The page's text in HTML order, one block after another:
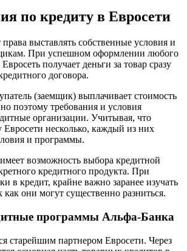
по кредиту в Евросети
выставлять собственные условия и
При успешном оформлении любого
получает деньги за товар сразу
договора.
(заемщик) выплачивает стоимость
поэтому требования и условия
организации. Учитывая, что
Евросети несколько, каждый из них
и программы.
возможность выбора кредитной
кредитного продукта. При
в кредит, крайне важно заранее изучать
как они могут существенно разниться.
программы Альфа-Банка
старейшим партнером Евросети. Через